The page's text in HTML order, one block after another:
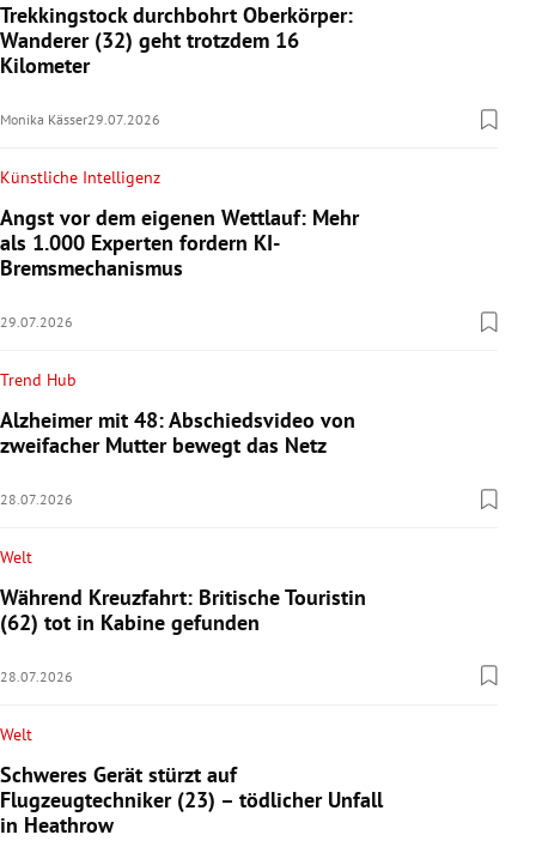
Trekkingstock durchbohrt Oberkörper:
Wanderer (32) geht trotzdem 16
Kilometer
Monika Kässer29.07.2026
Künstliche Intelligenz
Angst vor dem eigenen Wettlauf: Mehr
als 1.000 Experten fordern KI-
Bremsmechanismus
29.07.2026
Trend Hub
Alzheimer mit 48: Abschiedsvideo von
zweifacher Mutter bewegt das Netz
28.07.2026
Welt
Während Kreuzfahrt: Britische Touristin
(62) tot in Kabine gefunden
28.07.2026
Welt
Schweres Gerät stürzt auf
Flugzeugtechniker (23) – tödlicher Unfall
in Heathrow